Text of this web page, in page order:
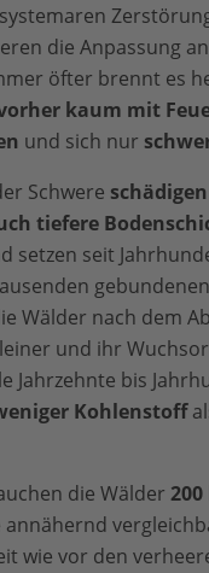
die Anpassung
öfter brennt es
kaum mit
und sich nur
Schwere
tiefere
setzen seit
Wälder nach dem
und ihr
Jahrzehnte bis
Kohlenstoff
die Wälder 200
wie vor den